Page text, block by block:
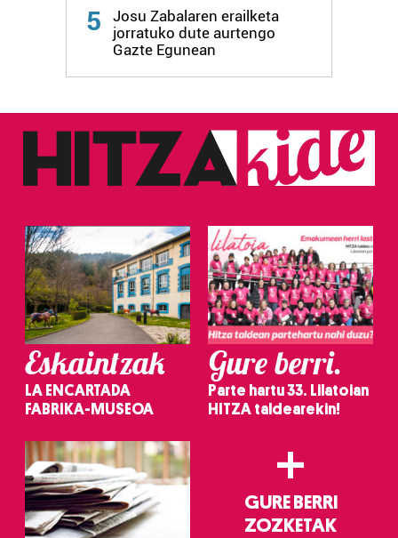
5
Josu Zabalaren erailketa
jorratuko dute aurtengo
Gazte Egunean
Eskaintzak
LA ENCARTADA
FABRIKA-MUSEOA
Gure berri.
Parte hartu 33. Lilatoian
HITZA taldearekin!
+
GURE BERRI
ZOZKETAK